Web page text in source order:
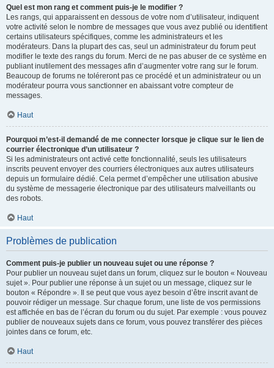
Quel est mon rang et comment puis-je le modifier ?
Les rangs, qui apparaissent en dessous de votre nom d’utilisateur, indiquent
votre activité selon le nombre de messages que vous avez publié ou identifient
certains utilisateurs spécifiques, comme les administrateurs et les
modérateurs. Dans la plupart des cas, seul un administrateur du forum peut
modifier le texte des rangs du forum. Merci de ne pas abuser de ce système en
publiant inutilement des messages afin d’augmenter votre rang sur le forum.
Beaucoup de forums ne toléreront pas ce procédé et un administrateur ou un
modérateur pourra vous sanctionner en abaissant votre compteur de
messages.
Haut
Pourquoi m’est-il demandé de me connecter lorsque je clique sur le lien de
courrier électronique d’un utilisateur ?
Si les administrateurs ont activé cette fonctionnalité, seuls les utilisateurs
inscrits peuvent envoyer des courriers électroniques aux autres utilisateurs
depuis un formulaire dédié. Cela permet d’empêcher une utilisation abusive
du système de messagerie électronique par des utilisateurs malveillants ou
des robots.
Haut
Problèmes de publication
Comment puis-je publier un nouveau sujet ou une réponse ?
Pour publier un nouveau sujet dans un forum, cliquez sur le bouton « Nouveau
sujet ». Pour publier une réponse à un sujet ou un message, cliquez sur le
bouton « Répondre ». Il se peut que vous ayez besoin d’être inscrit avant de
pouvoir rédiger un message. Sur chaque forum, une liste de vos permissions
est affichée en bas de l’écran du forum ou du sujet. Par exemple : vous pouvez
publier de nouveaux sujets dans ce forum, vous pouvez transférer des pièces
jointes dans ce forum, etc.
Haut